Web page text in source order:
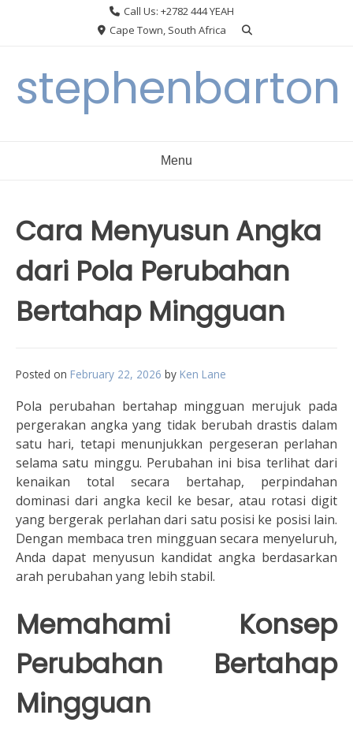
Call Us: +2782 444 YEAH
Cape Town, South Africa
stephenbarton
Menu
Cara Menyusun Angka
dari Pola Perubahan
Bertahap Mingguan
Posted on February 22, 2026 by Ken Lane
Pola perubahan bertahap mingguan merujuk pada
pergerakan angka yang tidak berubah drastis dalam
satu hari, tetapi menunjukkan pergeseran perlahan
selama satu minggu. Perubahan ini bisa terlihat dari
kenaikan total secara bertahap, perpindahan
dominasi dari angka kecil ke besar, atau rotasi digit
yang bergerak perlahan dari satu posisi ke posisi lain.
Dengan membaca tren mingguan secara menyeluruh,
Anda dapat menyusun kandidat angka berdasarkan
arah perubahan yang lebih stabil.
Memahami Konsep
Perubahan Bertahap
Mingguan